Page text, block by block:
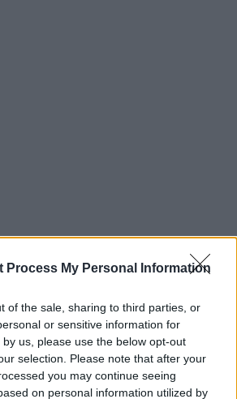
Process My Personal Information
of the sale, sharing to third parties, or
or sensitive information for
us, please use the below opt-out
selection. Please note that after your
you may continue seeing
on personal information utilized by